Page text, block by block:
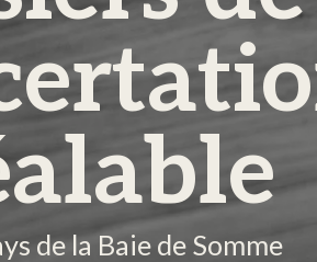
de la Baie de Somme